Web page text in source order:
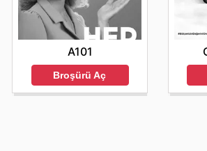
A101
Broşürü Aç